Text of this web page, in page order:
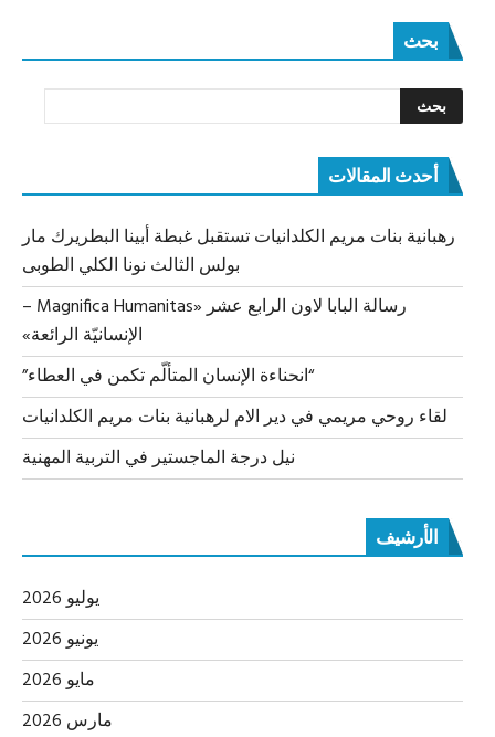
بحث
أحدث المقالات
رهبانية بنات مريم الكلدانيات تستقبل غبطة أبينا البطريرك مار
بولس الثالث نونا الكلي الطوبى
رسالة البابا لاون الرابع عشر «Magnifica Humanitas –
الإنسانيّة الرائعة»
“انحناءة الإنسان المتألّم تكمن في العطاء”
لقاء روحي مريمي في دير الام لرهبانية بنات مريم الكلدانيات
نيل درجة الماجستير في التربية المهنية
الأرشيف
يوليو 2026
يونيو 2026
مايو 2026
مارس 2026